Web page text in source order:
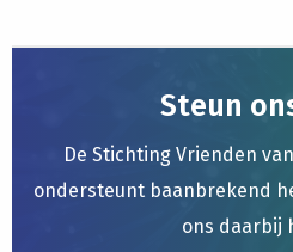
Steun
De Stichting Vrienden
ondersteunt baanbrekend
ons daarbij